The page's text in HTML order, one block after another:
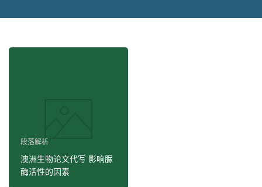
段落解析
澳洲生物论文代写 影响脲
酶活性的因素